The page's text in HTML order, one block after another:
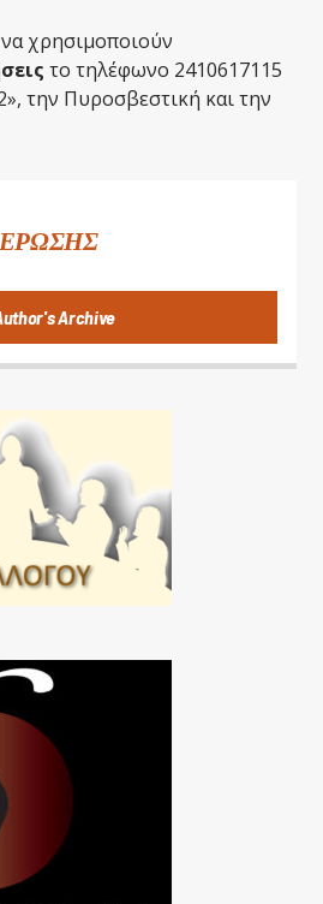
χρησιμοποιούν
το τηλέφωνο 2410617115
την Πυροσβεστική και την
Archive